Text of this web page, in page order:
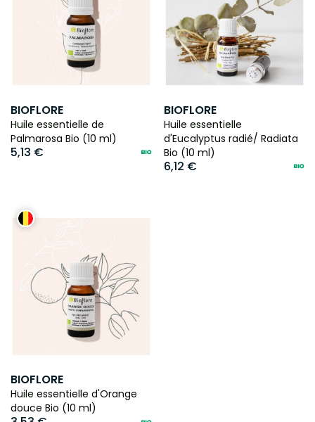
BIOFLORE
Huile essentielle de
Palmarosa Bio (10 ml)
5,13 €
BIOFLORE
Huile essentielle
d'Eucalyptus radié/ Radiata
Bio (10 ml)
6,12 €
BIOFLORE
Huile essentielle d'Orange
douce Bio (10 ml)